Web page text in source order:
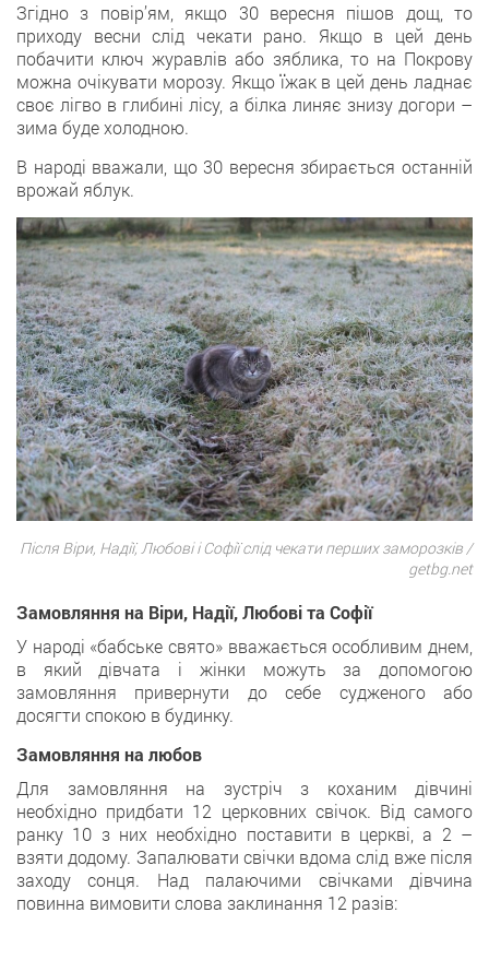
Згідно з повір’ям, якщо 30 вересня пішов дощ, то
приходу весни слід чекати рано. Якщо в цей день
побачити ключ журавлів або зяблика, то на Покрову
можна очікувати морозу. Якщо їжак в цей день ладнає
своє лігво в глибині лісу, а білка линяє знизу догори –
зима буде холодною.
В народі вважали, що 30 вересня збирається останній
врожай яблук.
Після Віри, Надії, Любові і Софії слід чекати перших заморозків /
getbg.net
Замовляння на Віри, Надії, Любові та Софії
У народі «бабське свято» вважається особливим днем,
в який дівчата і жінки можуть за допомогою
замовляння привернути до себе судженого або
досягти спокою в будинку.
Замовляння на любов
Для замовляння на зустріч з коханим дівчині
необхідно придбати 12 церковних свічок. Від самого
ранку 10 з них необхідно поставити в церкві, а 2 –
взяти додому. Запалювати свічки вдома слід вже після
заходу сонця. Над палаючими свічками дівчина
повинна вимовити слова заклинання 12 разів: